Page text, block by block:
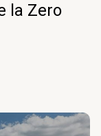
la Zero